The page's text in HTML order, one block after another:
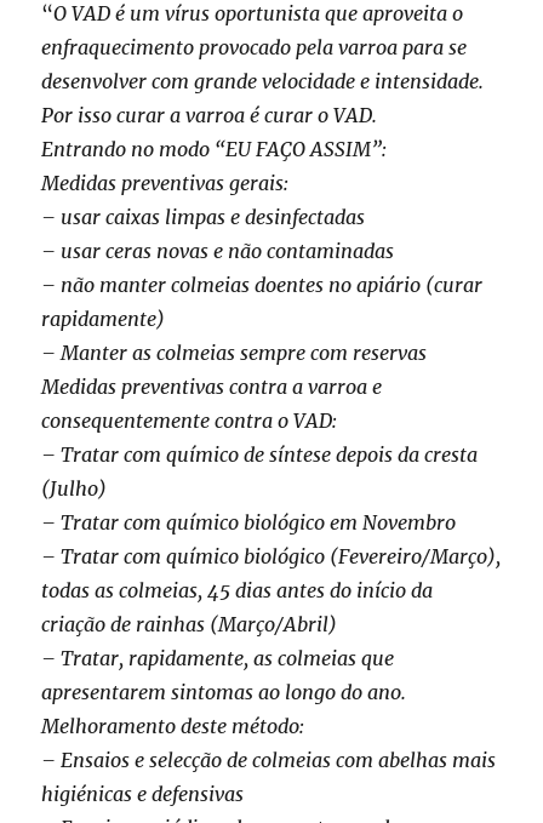
“O VAD é um vírus oportunista que aproveita o
enfraquecimento provocado pela varroa para se
desenvolver com grande velocidade e intensidade.
Por isso curar a varroa é curar o VAD.
Entrando no modo “EU FAÇO ASSIM”:
Medidas preventivas gerais:
– usar caixas limpas e desinfectadas
– usar ceras novas e não contaminadas
– não manter colmeias doentes no apiário (curar
rapidamente)
– Manter as colmeias sempre com reservas
Medidas preventivas contra a varroa e
consequentemente contra o VAD:
– Tratar com químico de síntese depois da cresta
(Julho)
– Tratar com químico biológico em Novembro
– Tratar com químico biológico (Fevereiro/Março),
todas as colmeias, 45 dias antes do início da
criação de rainhas (Março/Abril)
– Tratar, rapidamente, as colmeias que
apresentarem sintomas ao longo do ano.
Melhoramento deste método:
– Ensaios e selecção de colmeias com abelhas mais
higiénicas e defensivas